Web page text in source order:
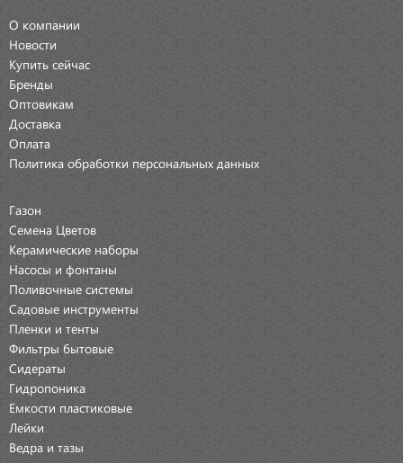
О компании
Новости
Купить сейчас
Бренды
Оптовикам
Доставка
Оплата
Политика обработки персональных данных
Газон
Семена Цветов
Керамические наборы
Насосы и фонтаны
Поливочные системы
Садовые инструменты
Пленки и тенты
Фильтры бытовые
Сидераты
Гидропоника
Емкости пластиковые
Лейки
Ведра и тазы